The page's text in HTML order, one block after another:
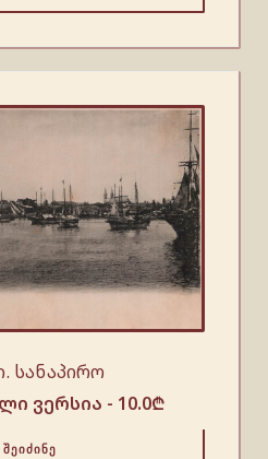
სანაპირო
ვერსია - 10.0₾
ᲨᲔᲘᲫᲘᲜᲔ